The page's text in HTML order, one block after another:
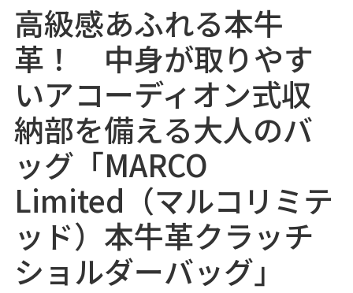
高級感あふれる本牛
革！ 中身が取りやす
いアコーディオン式収
納部を備える大人のバ
ッグ「MARCO
Limited（マルコリミテ
ッド）本牛革クラッチ
ショルダーバッグ」